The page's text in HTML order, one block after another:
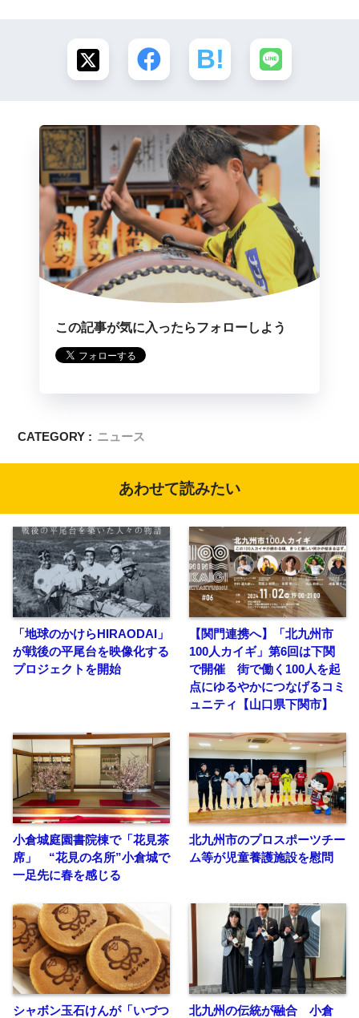
この記事が気に入ったらフォローしよう
CATEGORY : ニュース
あわせて読みたい
「地球のかけらHIRAODAI」
が戦後の平尾台を映像化する
プロジェクトを開始
【関門連携へ】「北九州市
100人カイギ」第6回は下関
で開催 街で働く100人を起
点にゆるやかにつなげるコミ
ュニティ【山口県下関市】
小倉城庭園書院棟で「花見茶
席」 “花見の名所”小倉城で
一足先に春を感じる
北九州市のプロスポーツチー
ム等が児童養護施設を慰問
シャボン玉石けんが「いづつ
北九州の伝統が融合 小倉